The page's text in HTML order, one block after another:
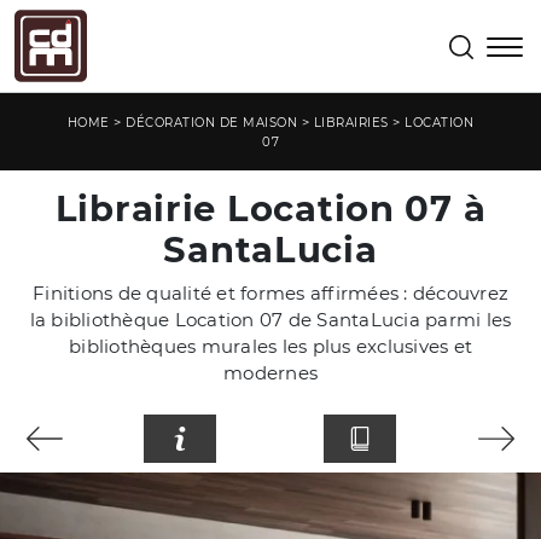
HOME > DÉCORATION DE MAISON > LIBRAIRIES > LOCATION
07
Librairie Location 07 à
SantaLucia
Finitions de qualité et formes affirmées : découvrez
la bibliothèque Location 07 de SantaLucia parmi les
bibliothèques murales les plus exclusives et
modernes